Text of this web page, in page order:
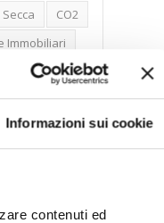
Informazioni sui cookie
contenuti ed
CO2
Immobiliari
Edilizie
Firenze
Formali
New York